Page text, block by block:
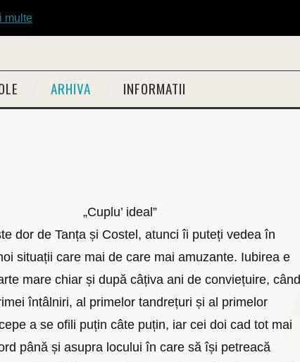
multe
ARHIVA INFORMATII
„Cuplu’ ideal”
dor de Tanța și Costel, atunci îi puteți vedea în
situații care mai de care mai amuzante. Iubirea e
mare chiar și după câțiva ani de conviețuire, când
întâlniri, al primelor tandrețuri și al primelor
a se ofili puțin câte puțin, iar cei doi cad tot mai
până și asupra locului în care să își petreacă